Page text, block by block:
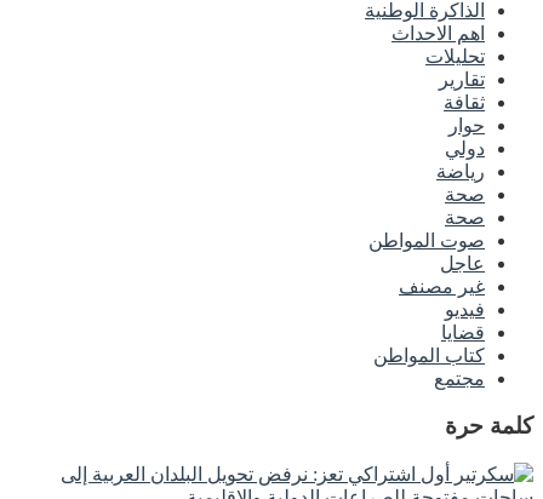
الذاكرة الوطنية
اهم الاحداث
تحليلات
تقارير
ثقافة
حوار
دولي
رياضة
صحة
صحة
صوت المواطن
عاجل
غير مصنف
فيديو
قضايا
كتاب المواطن
مجتمع
كلمة حرة